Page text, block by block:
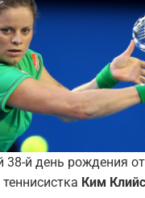
38-й день рождения
Ким